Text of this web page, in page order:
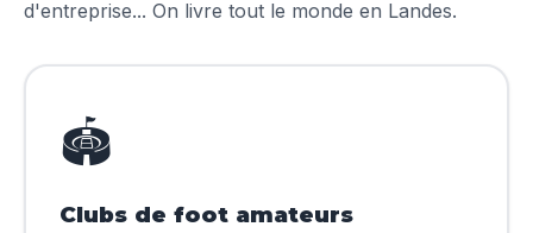
d'entreprise... On livre tout le monde en Landes.
🏟️
Clubs de foot amateurs